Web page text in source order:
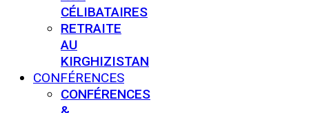
CÉLIBATAIRES
RETRAITE
AU
KIRGHIZISTAN
CONFÉRENCES
CONFÉRENCES